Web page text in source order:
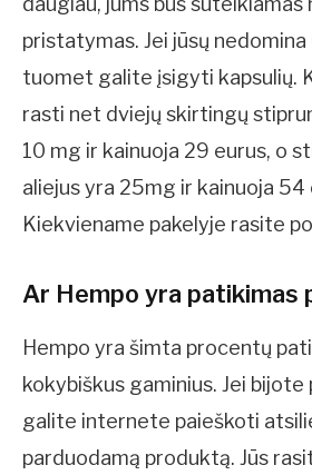
pristatymas. Jei jūsų nedomina
tuomet galite įsigyti kapsulių.
rasti net dviejų skirtingų
10 mg ir kainuoja 29 eurus, o
aliejus yra 25mg ir kainuoja 54
Kiekviename pakelyje rasite
Ar Hempo yra patikimas
Hempo yra šimta procentų
kokybiškus gaminius. Jei
galite internete paieškoti
parduodamą produktą. Jūs